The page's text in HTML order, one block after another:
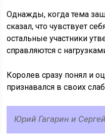
Однажды, когда тема
сказал, что чувствует
остальные участники
справляются с
Королев сразу понял и
признавался в своих
Юрий Гагарин и